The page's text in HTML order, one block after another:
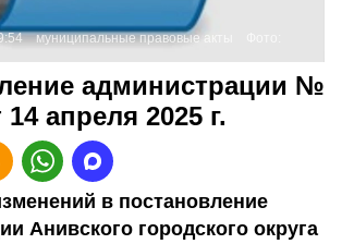
муниципальные правовые акты
администрации №
14 апреля 2025 г.
в постановление
Анивского городского округа